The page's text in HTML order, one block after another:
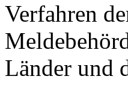
Verfahren
Länder und